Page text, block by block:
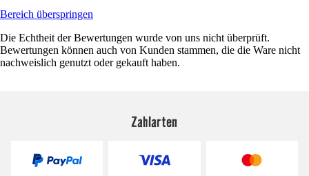
Bereich überspringen
Die Echtheit der Bewertungen wurde von uns nicht überprüft.
Bewertungen können auch von Kunden stammen, die die Ware nicht
nachweislich genutzt oder gekauft haben.
Zahlarten